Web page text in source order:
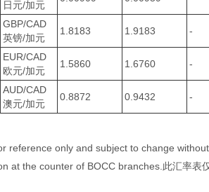
日元/加元
GBP/CAD
英镑/加元
1.8183 1.9183 -
EUR/CAD
欧元/加元
1.5860 1.6760 -
AUD/CAD
澳元/加元
0.8872 0.9432 -
reference only and subject to change
at the counter of BOCC branches.此汇率表